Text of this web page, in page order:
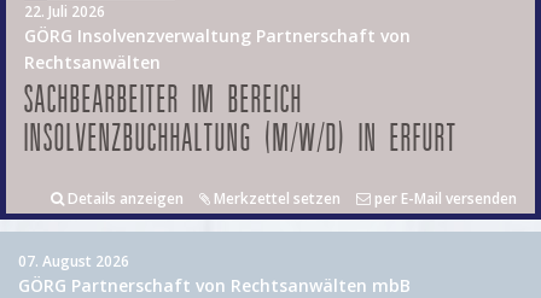
22. Juli 2026
GÖRG Insolvenzverwaltung Partnerschaft von
Rechtsanwälten
SACHBEARBEITER IM BEREICH
INSOLVENZBUCHHALTUNG (M/W/D) IN ERFURT
Details anzeigen Merkzettel setzen per E-Mail versenden
07. August 2026
GÖRG Partnerschaft von Rechtsanwälten mbB